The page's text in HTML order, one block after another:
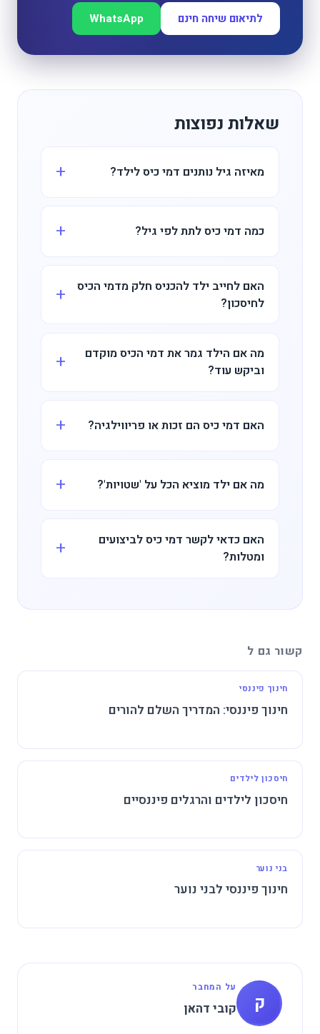
לתיאום שיחה חינם WhatsApp
שאלות נפוצות
מאיזה גיל נותנים דמי כיס לילד?
כמה דמי כיס לתת לפי גיל?
האם לחייב ילד להכניס חלק מדמי הכיס
לחיסכון?
מה אם הילד גמר את דמי הכיס מוקדם
וביקש עוד?
האם דמי כיס הם זכות או פריווילגיה?
מה אם ילד מוציא הכל על 'שטויות'?
האם כדאי לקשר דמי כיס לביצועים
ומטלות?
קשור גם ל
חינוך פיננסי
חינוך פיננסי: המדריך השלם להורים
חיסכון לילדים
חיסכון לילדים והרגלים פיננסיים
בני נוער
חינוך פיננסי לבני נוער
ק
על המחבר
קובי דהאן